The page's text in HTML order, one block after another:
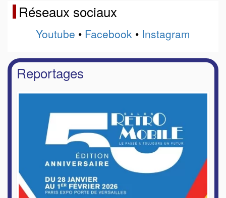
Réseaux sociaux
Youtube • Facebook • Instagram
Reportages